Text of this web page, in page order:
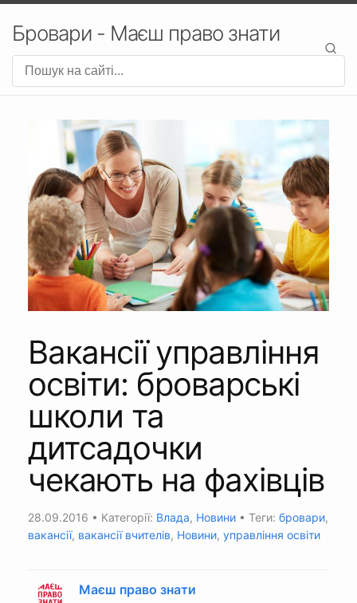
Бровари - Маєш право знати
Вакансії управління
освіти: броварські
школи та
дитсадочки
чекають на фахівців
28.09.2016 • Категорії: Влада, Новини • Теги: бровари,
вакансії, вакансії вчителів, Новини, управління освіти
Маєш право знати